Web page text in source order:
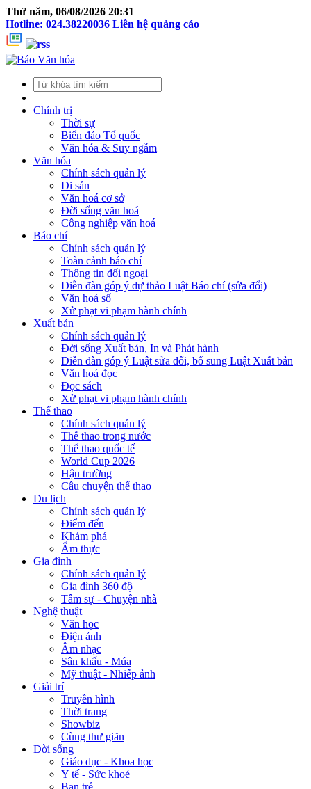
Thứ năm, 06/08/2026 20:31
Hotline: 024.38220036 Liên hệ quảng cáo
Chính trị
Thời sự
Biển đảo Tổ quốc
Văn hóa & Suy ngẫm
Văn hóa
Chính sách quản lý
Di sản
Văn hoá cơ sở
Đời sống văn hoá
Công nghiệp văn hoá
Báo chí
Chính sách quản lý
Toàn cảnh báo chí
Thông tin đối ngoại
Diễn đàn góp ý dự thảo Luật Báo chí (sửa đổi)
Văn hoá số
Xử phạt vi phạm hành chính
Xuất bản
Chính sách quản lý
Đời sống Xuất bản, In và Phát hành
Diễn đàn góp ý Luật sửa đổi, bổ sung Luật Xuất bản
Văn hoá đọc
Đọc sách
Xử phạt vi phạm hành chính
Thể thao
Chính sách quản lý
Thể thao trong nước
Thể thao quốc tế
World Cup 2026
Hậu trường
Câu chuyện thể thao
Du lịch
Chính sách quản lý
Điểm đến
Khám phá
Ẩm thực
Gia đình
Chính sách quản lý
Gia đình 360 độ
Tâm sự - Chuyện nhà
Nghệ thuật
Văn học
Điện ảnh
Âm nhạc
Sân khấu - Múa
Mỹ thuật - Nhiếp ảnh
Giải trí
Truyền hình
Thời trang
Showbiz
Cùng thư giãn
Đời sống
Giáo dục - Khoa học
Y tế - Sức khoẻ
Bạn trẻ